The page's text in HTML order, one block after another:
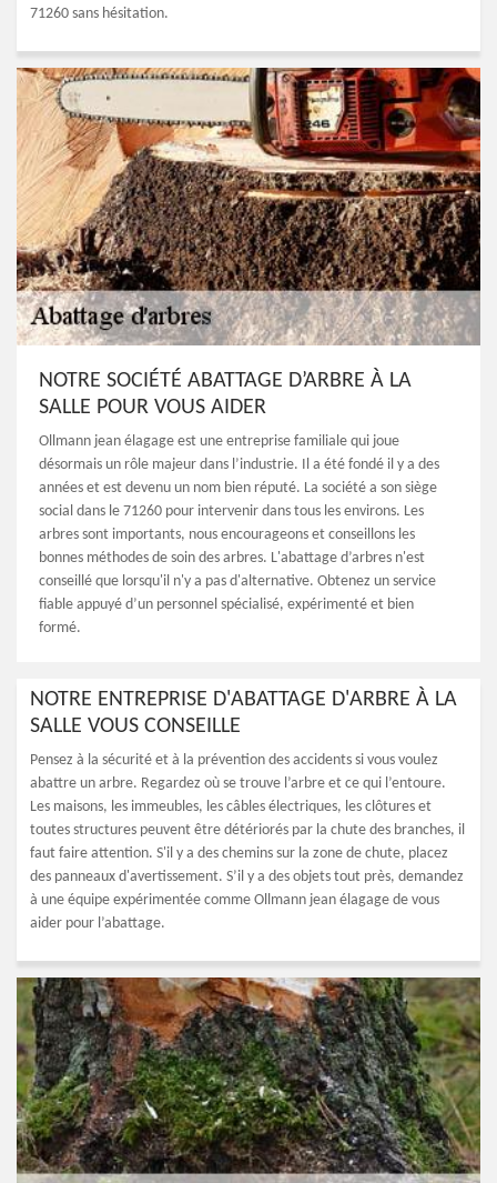
71260 sans hésitation.
NOTRE SOCIÉTÉ ABATTAGE D’ARBRE À LA
SALLE POUR VOUS AIDER
Ollmann jean élagage est une entreprise familiale qui joue
désormais un rôle majeur dans l’industrie. Il a été fondé il y a des
années et est devenu un nom bien réputé. La société a son siège
social dans le 71260 pour intervenir dans tous les environs. Les
arbres sont importants, nous encourageons et conseillons les
bonnes méthodes de soin des arbres. L'abattage d’arbres n'est
conseillé que lorsqu'il n'y a pas d'alternative. Obtenez un service
fiable appuyé d’un personnel spécialisé, expérimenté et bien
formé.
NOTRE ENTREPRISE D'ABATTAGE D'ARBRE À LA
SALLE VOUS CONSEILLE
Pensez à la sécurité et à la prévention des accidents si vous voulez
abattre un arbre. Regardez où se trouve l’arbre et ce qui l’entoure.
Les maisons, les immeubles, les câbles électriques, les clôtures et
toutes structures peuvent être détériorés par la chute des branches, il
faut faire attention. S'il y a des chemins sur la zone de chute, placez
des panneaux d'avertissement. S’il y a des objets tout près, demandez
à une équipe expérimentée comme Ollmann jean élagage de vous
aider pour l’abattage.